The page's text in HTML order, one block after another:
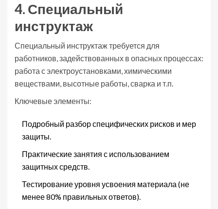
4. Специальный
инструктаж
Специальный инструктажтребуется для
работников, задействованных в опасных процессах:
работа с электроустановками, химическими
веществами, высотные работы, сварка и т.п.
Ключевые элементы:
Подробный разбор специфических рисков и мер
защиты.
Практические занятия с использованием
защитных средств.
Тестирование уровня усвоения материала (не
менее 80% правильных ответов).